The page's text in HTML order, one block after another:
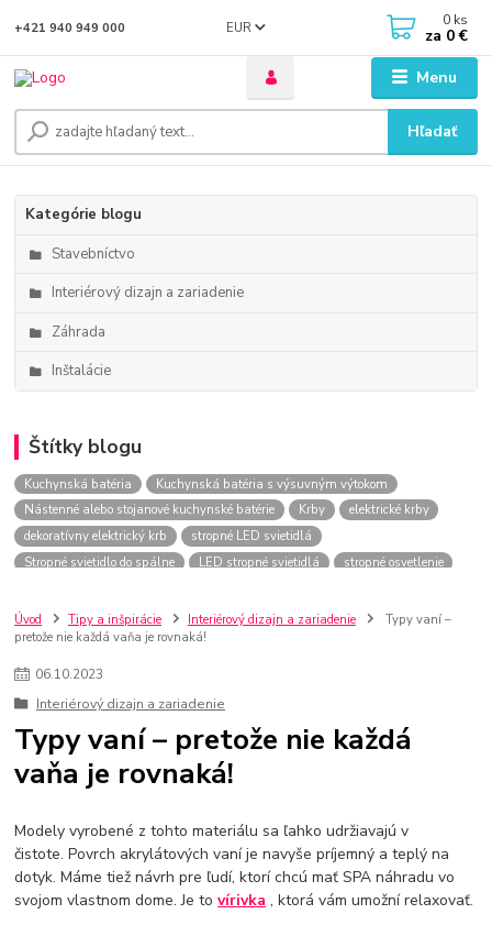
Menu
EUR
Hľadať
+421 940 949 000 0 ks
za 0 €
Kategórie blogu
Stavebníctvo
Interiérový dizajn a zariadenie
Záhrada
Inštalácie
Štítky blogu
Kuchynská batéria
Kuchynská batéria s výsuvným výtokom
Nástenné alebo stojanové kuchynské batérie
Krby
elektrické krby
dekoratívny elektrický krb
stropné LED svietidlá
Stropné svietidlo do spálne
LED stropné svietidlá
stropné osvetlenie
Vaňa so sprchou
Kúpeľňové vane
Úvod Tipy a inšpirácie Interiérový dizajn a zariadenie
Typy vaní –
pretože nie každá vaňa je rovnaká!
06.10.2023
Interiérový dizajn a zariadenie
Typy vaní – pretože nie každá
vaňa je rovnaká!
Modely vyrobené z tohto materiálu sa ľahko udržiavajú v
čistote. Povrch akrylátových vaní je navyše príjemný a teplý na
dotyk. Máme tiež návrh pre ľudí, ktorí chcú mať SPA náhradu vo
svojom vlastnom dome. Je tovírivka , ktorá vám umožní relaxovať.